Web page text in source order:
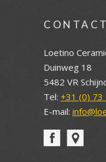
CONTACT
Loetino
Duinweg 18
5482 VR
Tel: +31 (0)
E-mail: